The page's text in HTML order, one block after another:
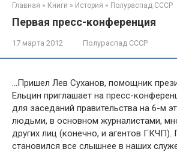
Главная » Книги » История » Полураспад СССР
Первая пресс-конференция
17 марта 2012 Полураспад СССР
…Пришел Лев Суханов, помощник
Ельцин приглашает на пресс-
для заседаний правительства на 6-м
людьми, в основном журналистами,
дру­гих лиц (конечно, и агентов ГКЧП).
становил­ся все слышнее в наших